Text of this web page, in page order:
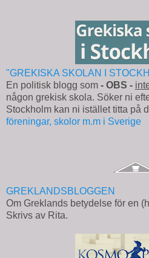
"GREKISKA SKOLAN I
En politisk blogg som - OBS -
någon grekisk skola. Söker ni
Stockholm kan ni istället titta på
föreningar, skolor m.m i Sverige
GREKLANDSBLOGGEN
Om Greklands betydelse för en
Skrivs av Rita.